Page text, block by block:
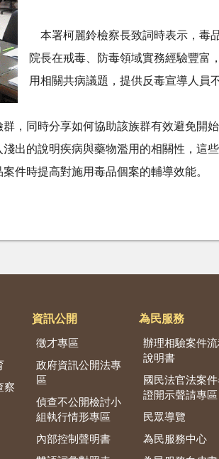
本署柯麗鈴檢察長致詞時表示，毒
院長在戒毒、防毒領域實務經驗豐富
用相關共病議題，提供反毒宣導人員
，同時分享如何協助該族群有效避免開
出的說明疾病與藥物濫用的相關性，這
件時提高對施用毒品個案的輔導效能。
察
資訊公開
徵才專區
政府資訊公開法專
區
偵查不公開檢討小
組執行情形專區
內部控制聲明書
為民服務
辦理相驗案件流
說明書
國民法官法案件
證開示聲請專區
民眾導覽
為民服務中心